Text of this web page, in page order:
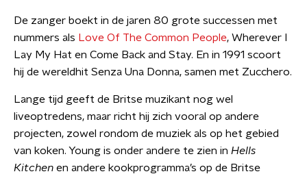
De zanger boekt in de jaren 80 grote successen met
nummers als Love Of The Common People, Wherever I
Lay My Hat en Come Back and Stay. En in 1991 scoort
hij de wereldhit Senza Una Donna, samen met Zucchero.
Lange tijd geeft de Britse muzikant nog wel
liveoptredens, maar richt hij zich vooral op andere
projecten, zowel rondom de muziek als op het gebied
van koken. Young is onder andere te zien in Hells
Kitchen en andere kookprogramma’s op de Britse